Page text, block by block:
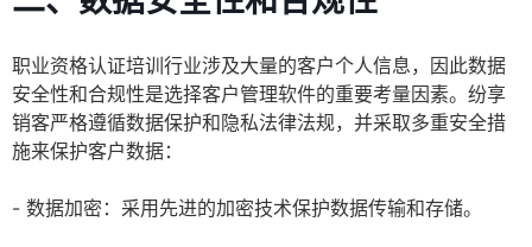
职业资格认证培训行业涉及大量的客户个人信息，因此数据
安全性和合规性是选择客户管理软件的重要考量因素。纷享
销客严格遵循数据保护和隐私法律法规，并采取多重安全措
施来保护客户数据：
- 数据加密：采用先进的加密技术保护数据传输和存储。